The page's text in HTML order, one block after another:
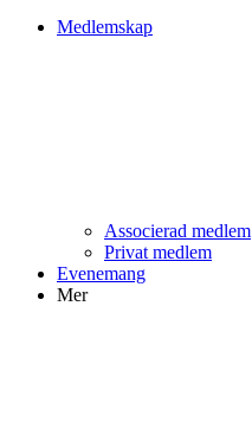
Medlemskap
Associerad medlem
Privat medlem
Evenemang
Mer